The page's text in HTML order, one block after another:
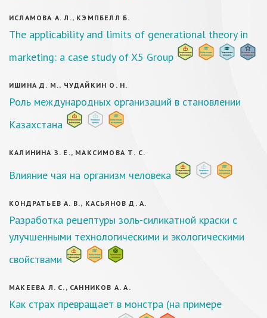
ИСЛАМОВА А. Л., КЭМПБЕЛЛ Б.
The applicability and limits of generational theory in
marketing: a case study of X5 Group
ИШИНА Д. М., ЧУДАЙКИН О. Н.
Роль международных организаций в становлении
Казахстана
КАЛИНИНА З. Е., МАКСИМОВА Т. С.
Влияние чая на организм человека
КОНДРАТЬЕВ А. В., КАСЬЯНОВ Д. А.
Разработка рецептуры золь-силикатной краски с
улучшенными технологическими и экологическими
свойствами
МАКЕЕВА Л. С., САННИКОВ А. А.
Как страх превращает в монстра (на примере